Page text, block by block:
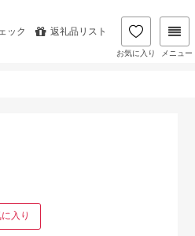
ック 返礼品リスト
お気に入り メニュー
入り